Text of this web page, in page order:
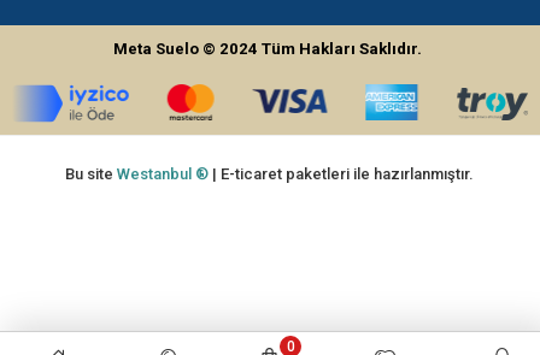
Meta Suelo © 2024Tüm Hakları Saklıdır.
0
Bu siteWestanbul ® | E-ticaret paketleri ile hazırlanmıştır.